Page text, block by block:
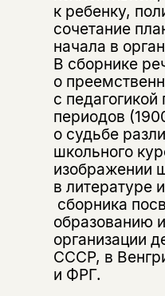
к ребенку,
сочетание
начала в
В сборнике
о
с
периодов
о судьбе
школьного
изображении
в литературе
сборника
образованию
организации
СССР, в
и ФРГ.
Подписка
Раз в неделю мы
о книгах и
За подписку
скидку 15%
Этой
нет в
Вы можете
уведомления, и
на склад
электронный
Эта книга